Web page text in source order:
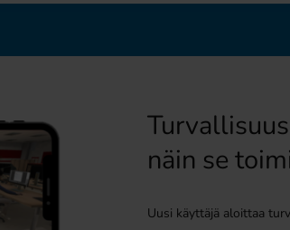
näin se
Uusi käyttäjä aloittaa